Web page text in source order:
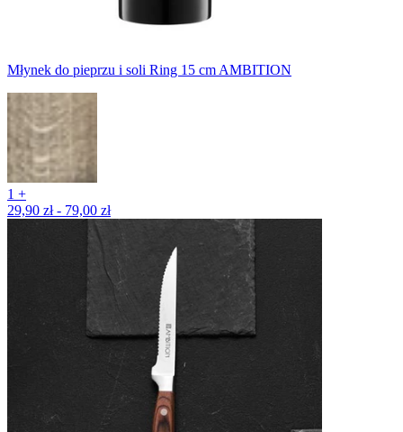
Młynek do pieprzu i soli Ring 15 cm AMBITION
1 +
29,90 zł - 79,00 zł